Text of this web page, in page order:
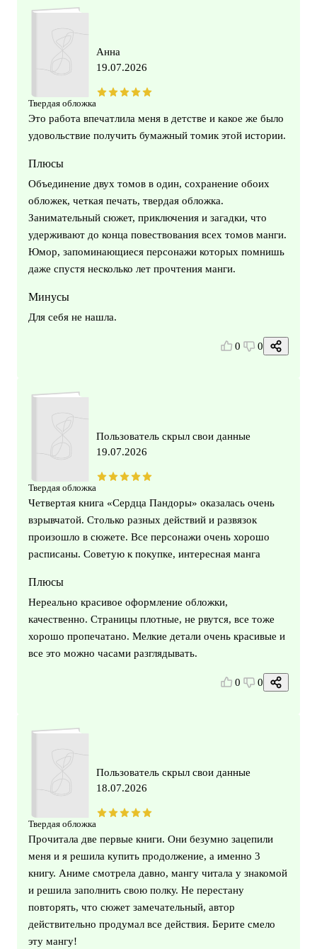
Твердая обложка
Анна
19.07.2026
Это работа впечатлила меня в детстве и какое же было
удовольствие получить бумажный томик этой истории.
Плюсы
Объединение двух томов в один, сохранение обоих
обложек, четкая печать, твердая обложка.
Занимательный сюжет, приключения и загадки, что
удерживают до конца повествования всех томов манги.
Юмор, запоминающиеся персонажи которых помнишь
даже спустя несколько лет прочтения манги.
Минусы
Для себя не нашла.
0 0
Твердая обложка
Пользователь скрыл свои данные
19.07.2026
Четвертая книга «Сердца Пандоры» оказалась очень
взрывчатой. Столько разных действий и развязок
произошло в сюжете. Все персонажи очень хорошо
расписаны. Советую к покупке, интересная манга
Плюсы
Нереально красивое оформление обложки,
качественно. Страницы плотные, не рвутся, все тоже
хорошо пропечатано. Мелкие детали очень красивые и
все это можно часами разглядывать.
0 0
Твердая обложка
Пользователь скрыл свои данные
18.07.2026
Прочитала две первые книги. Они безумно зацепили
меня и я решила купить продолжение, а именно 3
книгу. Аниме смотрела давно, мангу читала у знакомой
и решила заполнить свою полку. Не перестану
повторять, что сюжет замечательный, автор
действительно продумал все действия. Берите смело
эту мангу!